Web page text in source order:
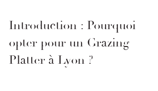
Introduction : Pourquoi
opter pour un Grazing
Platter à Lyon ?